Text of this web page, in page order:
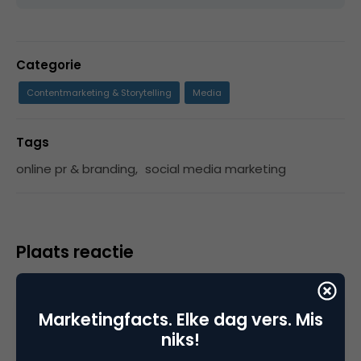
Categorie
Contentmarketing & Storytelling Media
Tags
online pr & branding, social media marketing
Plaats reactie
plaatsen.
Marketingfacts. Elke dag vers. Mis
niks!